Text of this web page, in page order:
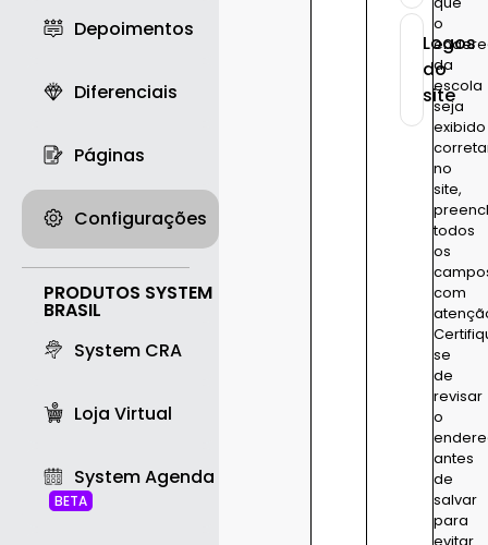
Depoimentos
Diferenciais
Páginas
Configurações
PRODUTOS SYSTEM
BRASIL
System CRA
Loja Virtual
System Agenda
BETA
Logos
do
site
o
da
escola
seja
exibido
no
site,
todos
os
com
se
de
revisar
o
antes
de
salvar
para